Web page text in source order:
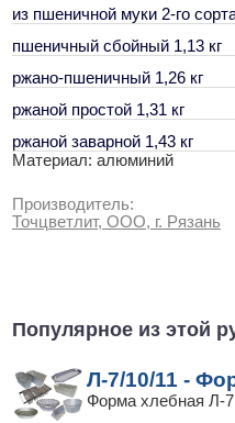
из пшеничной муки 2-го
пшеничный сбойный 1,13 кг
ржано-пшеничный 1,26 кг
ржаной простой 1,31 кг
ржаной заварной 1,43 кг
Материал: алюминий
Производитель:
Точцветлит, ООО, г. Рязань
Популярное из этой
Л-7/10/11 -
Форма хлебная Л-7